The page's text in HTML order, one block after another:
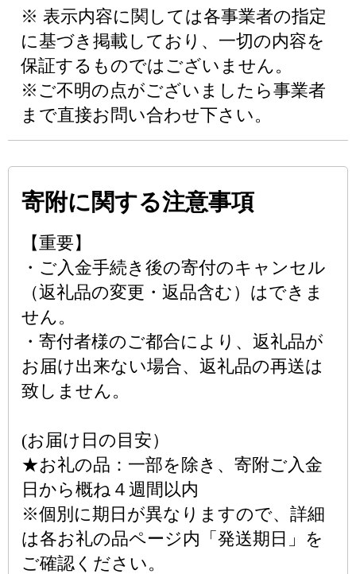
※ 表示内容に関しては各事業者の指定
に基づき掲載しており、一切の内容を
保証するものではございません。
※ご不明の点がございましたら事業者
まで直接お問い合わせ下さい。
寄附に関する注意事項
【重要】
・ご入金手続き後の寄付のキャンセル
（返礼品の変更・返品含む）はできま
せん。
・寄付者様のご都合により、返礼品が
お届け出来ない場合、返礼品の再送は
致しません。
(お届け日の目安）
★お礼の品：一部を除き、寄附ご入金
日から概ね４週間以内
※個別に期日が異なりますので、詳細
は各お礼の品ページ内「発送期日」を
ご確認ください。